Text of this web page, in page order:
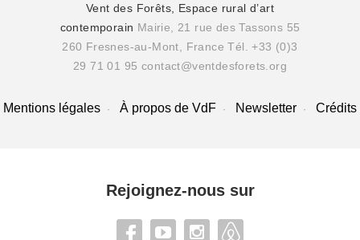
Vent des Forêts, Espace rural d’art
contemporain Mairie, 21 rue des Tassons 55
260 Fresnes-au-Mont, France Tél. +33 (0)3
29 71 01 95 contact@ventdesforets.org
Mentions légales À propos de VdF Newsletter Crédits
Rejoignez-nous sur